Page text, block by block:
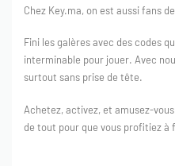
Chez Key.ma, on est aussi fans
Fini les galères avec des codes
interminable pour jouer. Avec
surtout sans prise de tête.
Achetez, activez, et amusez-
de tout pour que vous profitiez à